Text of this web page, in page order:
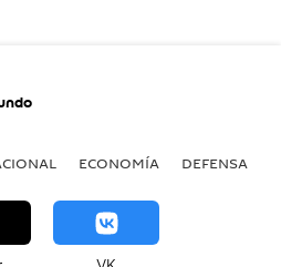
ECONOMÍA DEFENSA